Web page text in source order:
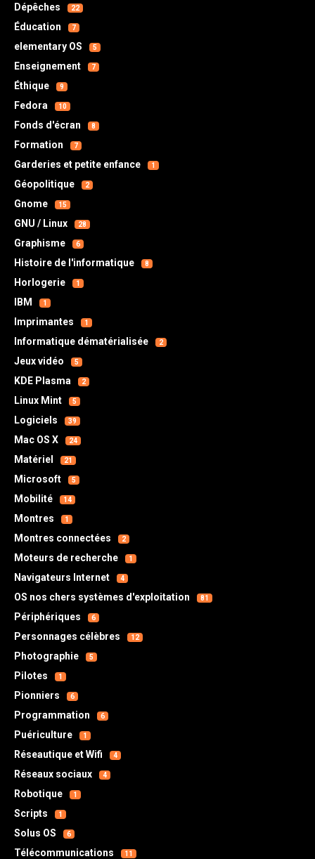
Dépêches 22
Éducation 7
elementary OS 5
Enseignement 7
Éthique 9
Fedora 10
Fonds d'écran 8
Formation 7
Garderies et petite enfance 1
Géopolitique 2
Gnome 15
GNU / Linux 28
Graphisme 6
Histoire de l'informatique 8
Horlogerie 1
IBM 1
Imprimantes 1
Informatique dématérialisée 2
Jeux vidéo 5
KDE Plasma 2
Linux Mint 5
Logiciels 39
Mac OS X 24
Matériel 21
Microsoft 5
Mobilité 14
Montres 1
Montres connectées 2
Moteurs de recherche 1
Navigateurs Internet 4
OS nos chers systèmes d'exploitation 81
Périphériques 6
Personnages célèbres 12
Photographie 5
Pilotes 1
Pionniers 6
Programmation 6
Puériculture 1
Réseautique et Wifi 4
Réseaux sociaux 4
Robotique 1
Scripts 1
Solus OS 6
Télécommunications 11